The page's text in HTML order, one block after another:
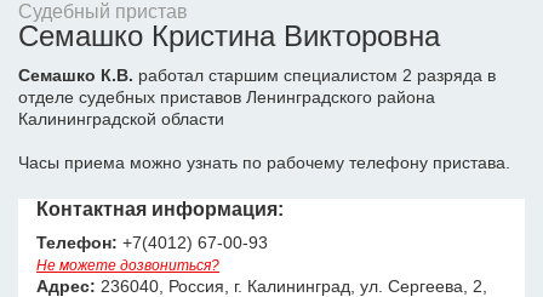
Судебный пристав
Семашко Кристина Викторовна
Семашко К.В. работал старшим специалистом 2 разряда в
отделе судебных приставов Ленинградского района
Калининградской области
Часы приема можно узнать по рабочему телефону пристава.
Контактная информация:
Телефон: +7(4012) 67-00-93
Не можете дозвониться?
Адрес: 236040, Россия, г. Калининград, ул. Сергеева, 2,